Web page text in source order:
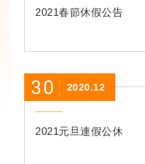
2021春節休假公告
30 2020.12
2021元旦連假公休